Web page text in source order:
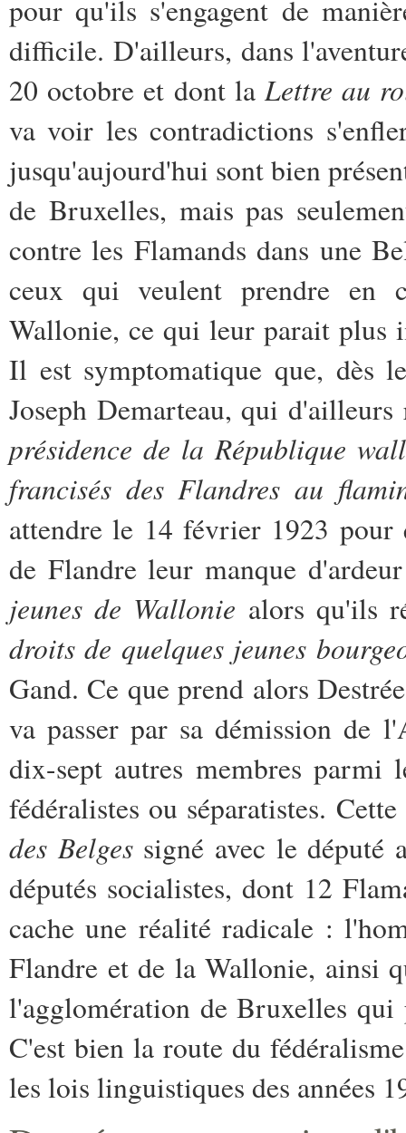
pour qu'ils s'engagent de
difficile. D'ailleurs, dans
20 octobre et dont laLettre au
va voir les contradictions
jusqu'aujourd'hui sont bien
de Bruxelles, mais pas
contre les Flamands dans une
ceux qui veulent prendre en
Wallonie, ce qui leur parait plus
Il est symptomatique que, dès
Joseph Demarteau, qui
présidence de la République
francisés des Flandres au
attendre le 14 février 1923 pour
de Flandre leur manque
jeunes de Wallonie alors qu'ils
droits de quelques jeunes
Gand. Ce que prend alors
va passer par sa démission de
dix-sept autres membres parmi
fédéralistes ou séparatistes.
des Belgessigné avec le député
députés socialistes, dont 12
cache une réalité radicale :
Flandre et de la Wallonie, ainsi
l'agglomération de Bruxelles qui
C'est bien la route du
les lois linguistiques des années